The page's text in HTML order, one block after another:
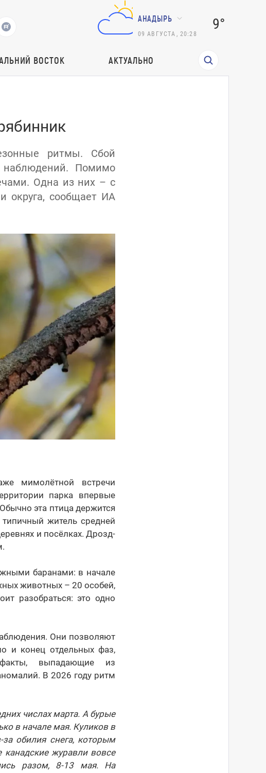
АНАДЫРЬ
09 АВГУСТА 20:28
9°
ВОСТОК АКТУАЛЬНО
ритмы. Сбой
наблюдений. Помимо
Одна из них – с
округа, сообщает ИА
мимолётной встречи
парка впервые
эта птица держится
житель средней
и посёлках. Дрозд-
баранами: в начале
животных – 20 особей,
разобраться: это одно
Они позволяют
и конец отдельных фаз,
выпадающие из
В 2026 году ритм
числах марта. А бурые
в начале мая. Куликов в
обилия снега, которым
канадские журавли вовсе
разом, 8-13 мая. На